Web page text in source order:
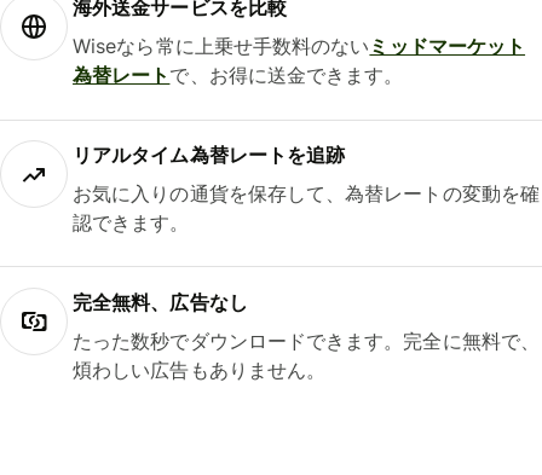
海外送金サービスを比較
Wiseなら常に上乗せ手数料のない ミッドマーケット
為替レート で、お得に送金できます。
リアルタイム為替レートを追跡
お気に入りの通貨を保存して、為替レートの変動を確
認できます。
完全無料、広告なし
たった数秒でダウンロードできます。完全に無料で、
煩わしい広告もありません。